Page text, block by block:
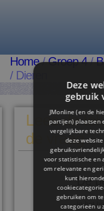
Home/Groep 4/
/ Dieren
Lees de
de vraag
De
In het
Deze
gebruik
JMonline (en de
partijen) plaatsen
vergelijkbare
deze
voor statistische en
om relevante en
kunt
gebruiken om
categorieën u